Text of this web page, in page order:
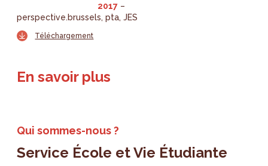
2017
perspective.brussels pta JES
Téléchargement
En savoir plus
Qui sommes-nous ?
Service École et Vie Étudiante